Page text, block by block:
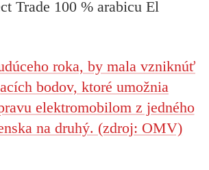
Trade 100 % arabicu El